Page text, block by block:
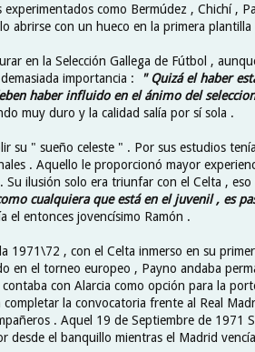
como Bermúdez , Chichí ,
abrirse con un hueco en la primera plantilla
en la Selección Gallega de Fútbol ,
importancia :
" Quizá el haber
haber influido en el ánimo del
muy duro y la calidad salía por sí sola .
su " sueño celeste " . Por sus estudios
. Aquello le proporcionó mayor
ilusión solo era triunfar con el Celta ,
cualquiera que está en el juvenil , es
el entonces jovencísimo Ramón .
1971\72 , con el Celta inmerso en su
en el torneo europeo , Payno andaba
con Alarcia como opción para la
la convocatoria frente al Real
. Aquel 19 de Septiembre de 1971
desde el banquillo mientras el Madrid